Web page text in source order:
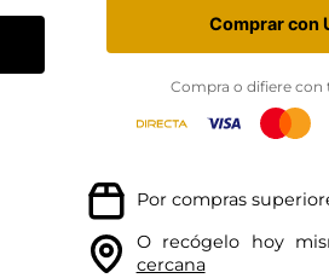
Comprar con
Compra o difiere
Por compras
O recógelo hoy
cercana